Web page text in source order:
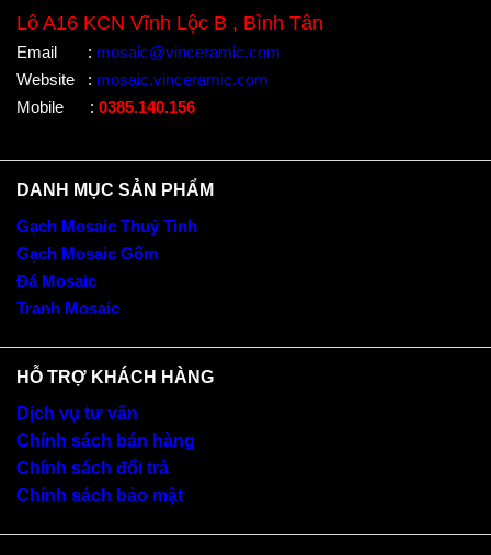
Lô A16 KCN Vĩnh Lộc B , Bình Tân
Email : mosaic@vinceramic.com
Website
: mosaic.vinceramic.com
Mobile
: 0385.140.156
DANH MỤC SẢN PHẨM
Gạch Mosaic Thuỷ Tinh
Gạch Mosaic Gốm
Đá Mosaic
Tranh Mosaic
HỖ TRỢ KHÁCH HÀNG
Dịch vụ tư vấn
Chính sách bán hàng
Chính sách đổi trả
Chính sách bảo mật